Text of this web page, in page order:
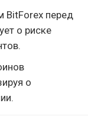
BitForex перед
о риске
о